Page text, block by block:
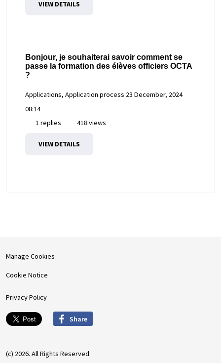
VIEW DETAILS
Bonjour, je souhaiterai savoir comment se
passe la formation des élèves officiers OCTA
?
Applications, Application process 23 December, 2024
08:14
1 replies
418 views
VIEW DETAILS
Manage Cookies
Cookie Notice
Privacy Policy
Share
(c) 2026. All Rights Reserved.